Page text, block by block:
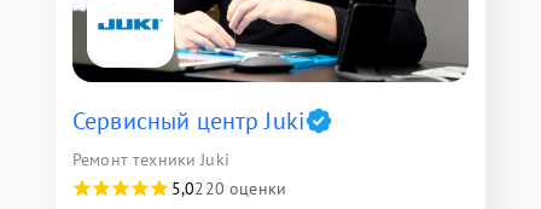
Сервисный центр Juki
Ремонт техники Juki
5,0220 оценки